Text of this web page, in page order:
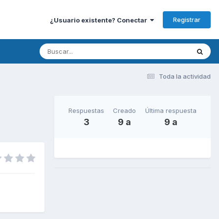
¿Usuario existente? Conectar Registrar
Toda la actividad
Respuestas
3
Creado
9 a
Última respuesta
9 a